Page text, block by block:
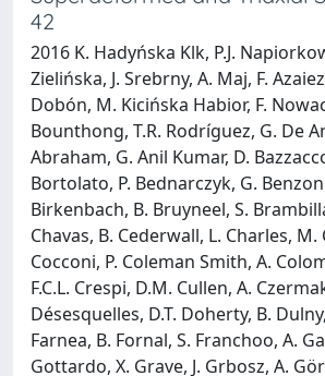
42
2016 K. Hadyńska Klk, P.J.
Zielińska, J. Srebrny, A. Maj, F.
Dobón, M. Kicińska Habior, F.
Bounthong, T.R. Rodríguez, G. De
Abraham, G. Anil Kumar, D.
Bortolato, P. Bednarczyk, G.
Birkenbach, B. Bruyneel, S.
Chavas, B. Cederwall, L. Charles, M.
Cocconi, P. Coleman Smith, A.
F.C.L. Crespi, D.M. Cullen, A.
Désesquelles, D.T. Doherty, B.
Farnea, B. Fornal, S. Franchoo, A.
Gottardo, X. Grave, J. Grbosz, A.